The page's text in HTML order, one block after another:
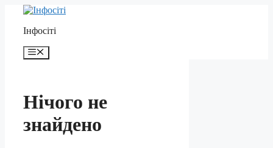
Перейти
контенту
Інфосіті
Меню
Нічого не
знайдено